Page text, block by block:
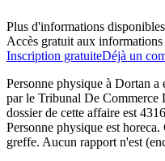
Plus d'informations
Accès gratuit aux informations
Inscription gratuiteDéjà un
Personne physique à Dortan a
par le Tribunal De Commerce
dossier de cette affaire est
Personne physique est horeca.
greffe. Aucun rapport n'est